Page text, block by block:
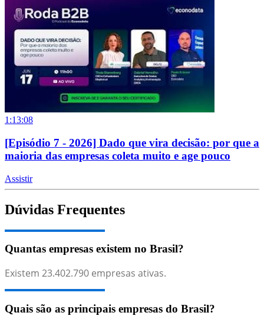
1:13:08
[Episódio 7 - 2026] Dado que vira decisão: por que a
maioria das empresas coleta muito e age pouco
Assistir
Dúvidas Frequentes
Quantas empresas existem no Brasil?
Existem 23.402.790 empresas ativas.
Quais são as principais empresas do Brasil?